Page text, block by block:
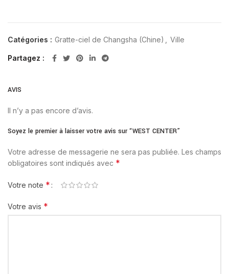
Catégories : Gratte-ciel de Changsha (Chine) Ville
Partagez
AVIS
Il n’y a pas encore d’avis.
Soyez le premier à laisser votre avis sur “WEST CENTER”
Votre adresse de messagerie ne sera pas publiée. Les champs
obligatoires sont indiqués avec *
Votre note *
Votre avis *